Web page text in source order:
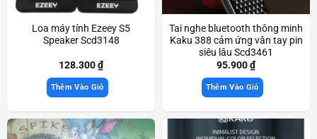
Loa máy tính Ezeey S5
Speaker Scd3148
128.300₫
Thêm Vào Giỏ
Tai nghe bluetooth thông minh
Kaku 388 cảm ứng vân tay pin
siêu lâu Scd3461
95.900₫
Thêm Vào Giỏ